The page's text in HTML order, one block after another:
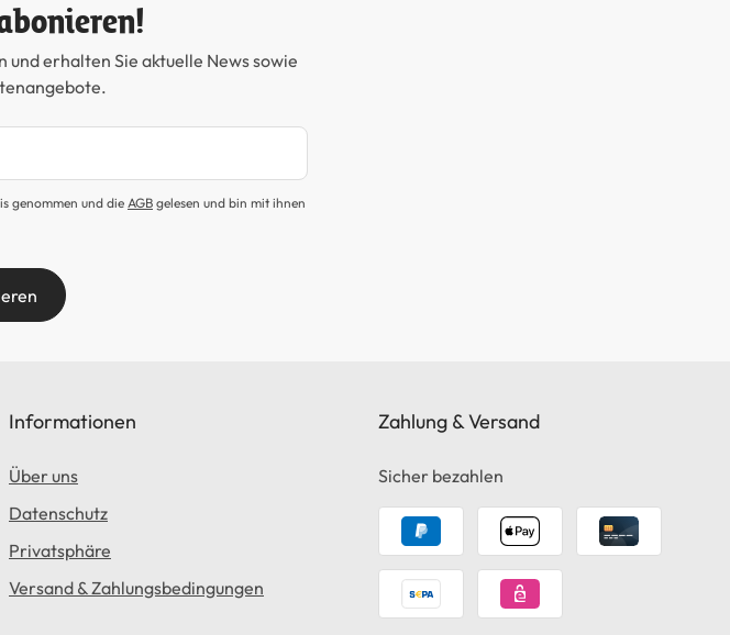
und erhalten Sie aktuelle News sowie
genommen und dieAGB gelesen und bin mit ihnen
Informationen
Über uns
Datenschutz
Privatsphäre
Versand & Zahlungsbedingungen
Zahlung & Versand
Sicher bezahlen